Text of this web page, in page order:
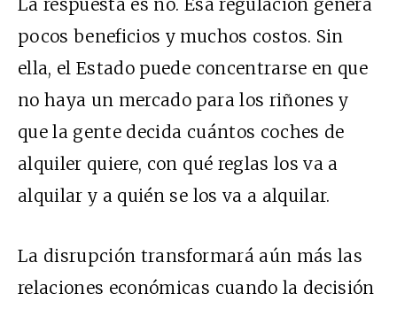
La respuesta es no. Esa regulación genera
pocos beneficios y muchos costos. Sin
ella, el Estado puede concentrarse en que
no haya un mercado para los riñones y
que la gente decida cuántos coches de
alquiler quiere, con qué reglas los va a
alquilar y a quién se los va a alquilar.
La disrupción transformará aún más las
relaciones económicas cuando la decisión